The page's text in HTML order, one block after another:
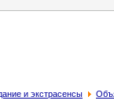
и экстрасенсы